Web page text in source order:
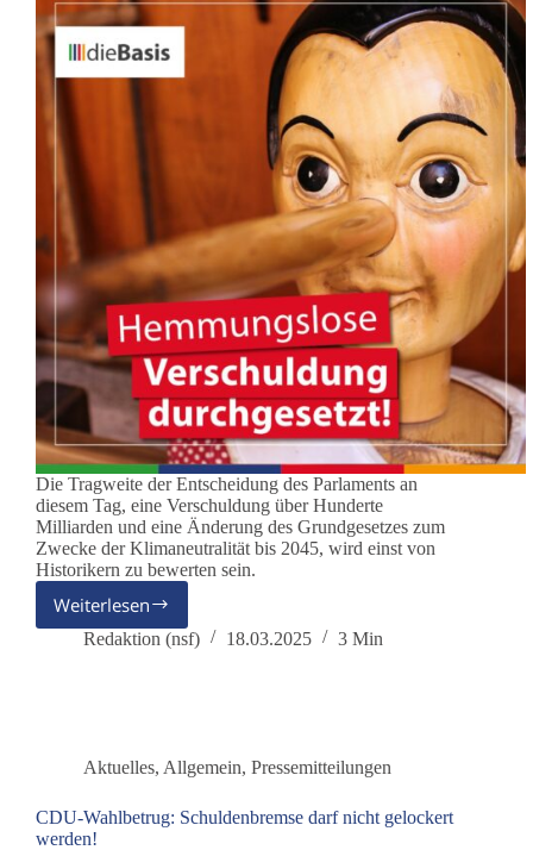
Die Tragweite der Entscheidung des Parlaments an
diesem Tag, eine Verschuldung über Hunderte
Milliarden und eine Änderung des Grundgesetzes zum
Zwecke der Klimaneutralität bis 2045, wird einst von
Historikern zu bewerten sein.
WeiterlesenHistorische
Zäsur:
Redaktion (nsf) 18.03.2025 3 Min
Aktuelles, Allgemein, Pressemitteilungen
CDU-Wahlbetrug: Schuldenbremse darf nicht gelockert
werden!